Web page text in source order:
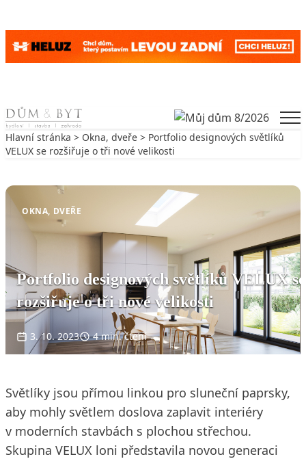
Skip to content
Hlavní stránka > Okna, dveře > Portfolio designových světlíků
VELUX se rozšiřuje o tři nové velikosti
OKNA, DVEŘE
Portfolio designových světlíků VELUX se
rozšiřuje o tři nové velikosti
3. 10. 2023 4 min. čtení
Světlíky jsou přímou linkou pro sluneční paprsky,
aby mohly světlem doslova zaplavit interiéry
v moderních stavbách s plochou střechou.
Skupina VELUX loni představila novou generaci